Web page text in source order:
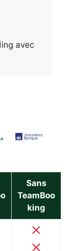
avec
Sans
TeamBoo
king